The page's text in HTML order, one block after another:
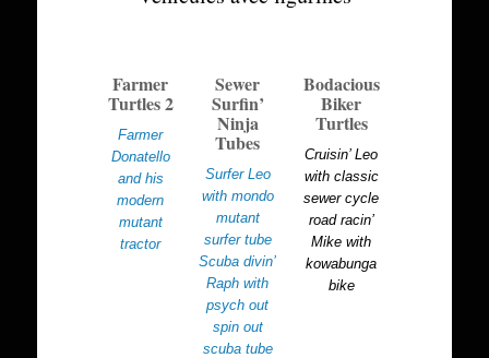
Farmer
Turtles 2
Farmer
Donatello
and his
modern
mutant
tractor
Sewer
Surfin’
Ninja
Tubes
Surfer Leo
with mondo
mutant
surfer tube
Scuba divin’
Raph with
psych out
spin out
scuba tube
Bodacious
Biker
Turtles
Cruisin’ Leo
with classic
sewer cycle
road racin’
Mike with
kowabunga
bike